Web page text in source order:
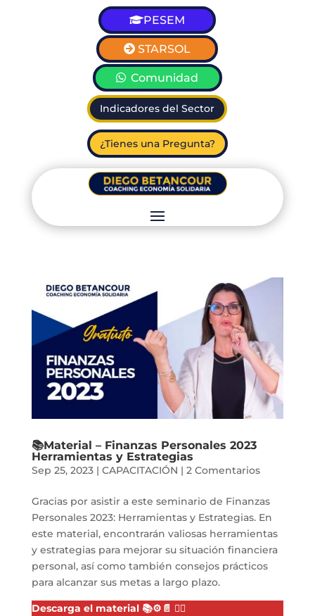
PESEM
STARSOL
Comunidad
Indicadores del Sector
¿Tienes una Pregunta?
📚Material – Finanzas Personales 2023
Herramientas y Estrategias
Sep 25, 2023| CAPACITACIÓN | 2 Comentarios
Gracias por asistir a este seminario de Finanzas
Personales 2023: Herramientas y Estrategias. En
este material, encontrarán valiosas herramientas
y estrategias para mejorar su situación financiera
personal, así como también consejos prácticos
para alcanzar sus metas a largo plazo.
Descarga el material 📚⚙️📄 👇🏻